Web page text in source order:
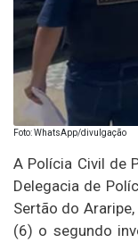
Foto: WhatsApp/divulgação
A Polícia Civil de
Delegacia de
Sertão do
(6) o segundo